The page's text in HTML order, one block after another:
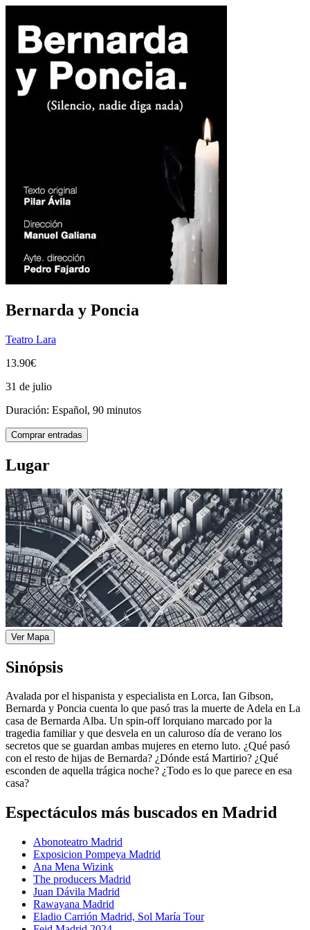
Bernarda y Poncia
Teatro Lara
13.90€
31 de julio
Duración: Español, 90 minutos
Comprar entradas
Lugar
Ver Mapa
Sinópsis
Avalada por el hispanista y especialista en Lorca, Ian Gibson,
Bernarda y Poncia cuenta lo que pasó tras la muerte de Adela en La
casa de Bernarda Alba. Un spin-off lorquiano marcado por la
tragedia familiar y que desvela en un caluroso día de verano los
secretos que se guardan ambas mujeres en eterno luto. ¿Qué pasó
con el resto de hijas de Bernarda? ¿Dónde está Martirio? ¿Qué
esconden de aquella trágica noche? ¿Todo es lo que parece en esa
casa?
Espectáculos más buscados en Madrid
Abonoteatro Madrid
Exposicion Pompeya Madrid
Ana Mena Wizink
The producers Madrid
Juan Dávila Madrid
Rawayana Madrid
Eladio Carrión Madrid, Sol María Tour